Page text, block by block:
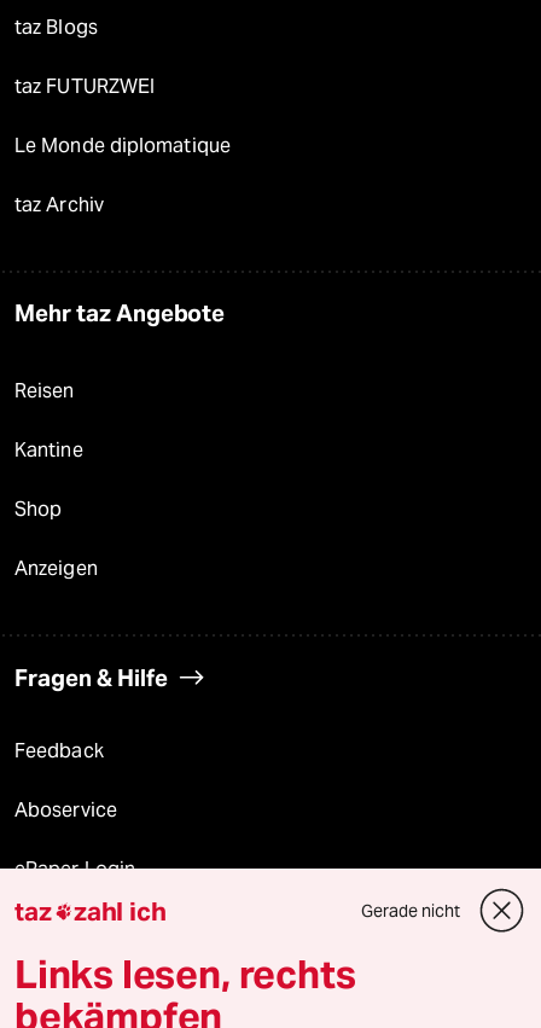
taz Blogs
taz FUTURZWEI
Le Monde diplomatique
taz Archiv
Mehr taz Angebote
Reisen
Kantine
Shop
Anzeigen
Fragen & Hilfe
Feedback
Aboservice
ePaper Login
Downloads für Abonnierende
taz zahl ich Gerade nicht
Links lesen, rechts
bekämpfen